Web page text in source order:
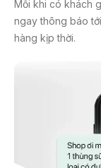
Mỗi khi có khách
ngay thông báo
hàng kịp thời.